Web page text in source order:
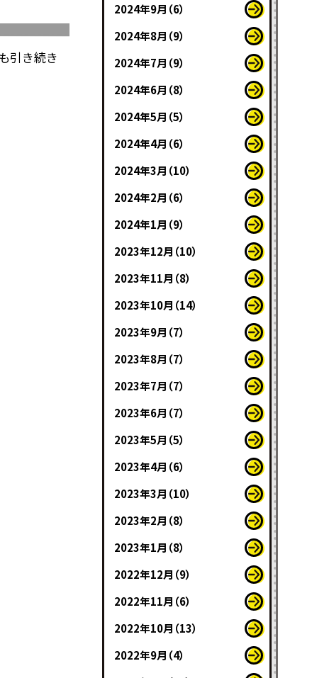
引き続き
2024年9月（6）
2024年8月（9）
2024年7月（9）
2024年6月（8）
2024年5月（5）
2024年4月（6）
2024年3月（10）
2024年2月（6）
2024年1月（9）
2023年12月（10）
2023年11月（8）
2023年10月（14）
2023年9月（7）
2023年8月（7）
2023年7月（7）
2023年6月（7）
2023年5月（5）
2023年4月（6）
2023年3月（10）
2023年2月（8）
2023年1月（8）
2022年12月（9）
2022年11月（6）
2022年10月（13）
2022年9月（4）